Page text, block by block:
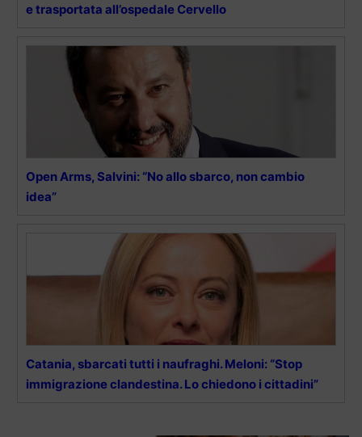
e trasportata all’ospedale Cervello
Open Arms, Salvini: “No allo sbarco, non cambio
idea”
Catania, sbarcati tutti i naufraghi. Meloni: “Stop
immigrazione clandestina. Lo chiedono i cittadini”